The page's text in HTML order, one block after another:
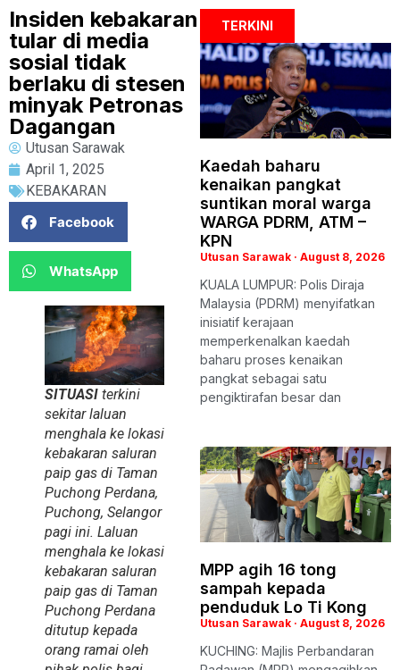
Insiden kebakaran
tular di media
sosial tidak
berlaku di stesen
minyak Petronas
Dagangan
Utusan Sarawak
April 1, 2025
KEBAKARAN
Facebook
WhatsApp
SITUASI terkini
sekitar laluan
menghala ke lokasi
kebakaran saluran
paip gas di Taman
Puchong Perdana,
Puchong, Selangor
pagi ini. Laluan
menghala ke lokasi
kebakaran saluran
paip gas di Taman
Puchong Perdana
ditutup kepada
orang ramai oleh
TERKINI
Kaedah baharu
kenaikan pangkat
suntikan moral warga
WARGA PDRM, ATM –
KPN
Utusan Sarawak August 8, 2026
KUALA LUMPUR: Polis Diraja
Malaysia (PDRM) menyifatkan
inisiatif kerajaan
memperkenalkan kaedah
baharu proses kenaikan
pangkat sebagai satu
pengiktirafan besar dan
MPP agih 16 tong
sampah kepada
penduduk Lo Ti Kong
Utusan Sarawak August 8, 2026
KUCHING: Majlis Perbandaran